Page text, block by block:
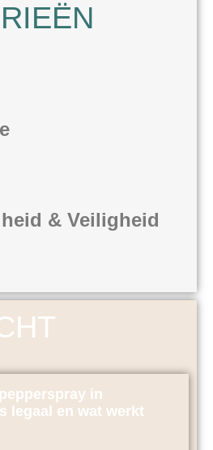
& Veiligheid
in
legaal en wat werkt